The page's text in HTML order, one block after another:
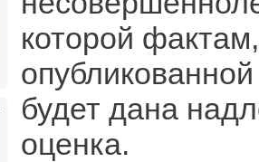
которой
будет дана
оценка.